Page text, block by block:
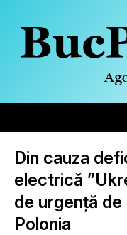
Din cauza
electrică
de urgență de
Polonia